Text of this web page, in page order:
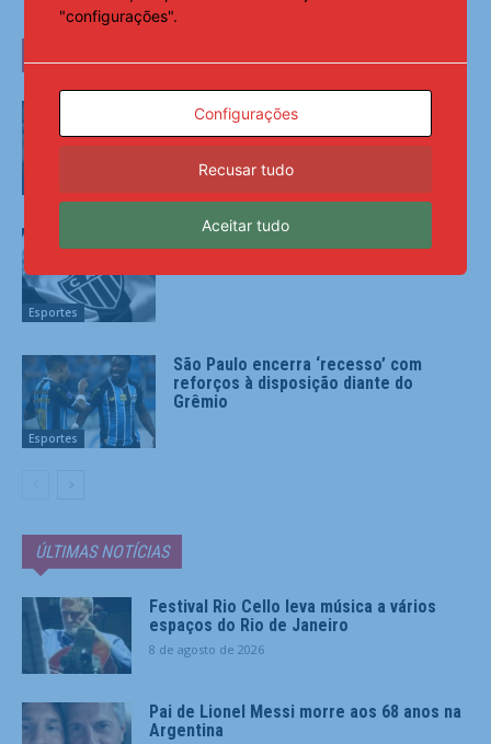
Pai de Lionel Messi morre aos 68 anos
na Argentina
Esportes
Atlético-MG visita o Remo por
segunda vitória seguida no Brasileirão
Esportes
São Paulo encerra ‘recesso’ com
reforços à disposição diante do
Grêmio
ÚLTIMAS NOTÍCIAS
Festival Rio Cello leva música a vários
espaços do Rio de Janeiro
8 de agosto de 2026
Pai de Lionel Messi morre aos 68 anos na
Argentina
"configurações".
Configurações
Recusar tudo
Aceitar tudo